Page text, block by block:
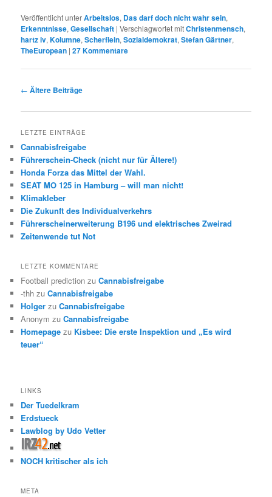
Veröffentlicht unterArbeitslos, Das darf doch nicht wahr sein,
Erkenntnisse,Gesellschaft |Verschlagwortet mitChristenmensch,
hartz iv,Kolumne,Scherflein,Sozialdemokrat,Stefan Gärtner,
TheEuropean |27Kommentare
Beitrags-
← Ältere Beiträge
LETZTE EINTRÄGE
Cannabisfreigabe
Führerschein-Check (nicht nur für Ältere!)
Honda Forza das Mittel der Wahl.
SEAT MO 125 in Hamburg – will man nicht!
Klimakleber
Die Zukunft des Individualverkehrs
Führerscheinerweiterung B196 und elektrisches Zweirad
Zeitenwende tut Not
LETZTE KOMMENTARE
Football prediction zuCannabisfreigabe
-thh zuCannabisfreigabe
Holger zuCannabisfreigabe
Anonym zuCannabisfreigabe
Homepage zu Kisbee: Die erste Inspektion und „Es wird
teuer“
LINKS
Der Tuedelkram
Erdstueck
Lawblog by Udo Vetter
NOCH kritischer als ich
META